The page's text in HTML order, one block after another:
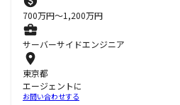
700万円〜1,200万円
サーバーサイドエンジニア
東京都
エージェントに
お問い合わせする